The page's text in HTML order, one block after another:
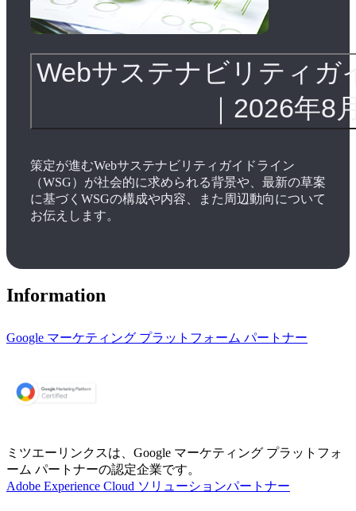
策定が進むWebサステナビリティガイドライン
（WSG）が社会的に求められる背景や、最新の草案
に基づくWSGの構成や内容、また周辺動向について
お伝えします。
Webサステナビリティガ
｜2026年8
Information
Google マーケティング プラットフォーム パートナー
ミツエーリンクスは、Google マーケティング プラットフォ
ーム パートナーの認定企業です。
Adobe Experience Cloud ソリューションパートナー